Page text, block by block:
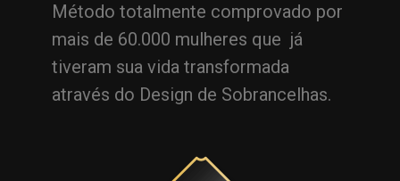
Método totalmente comprovado por
mais de 60.000 mulheres que já
tiveram sua vida transformada
através do Design de Sobrancelhas.